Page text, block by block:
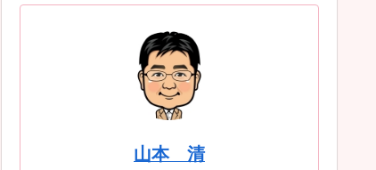
山本 清